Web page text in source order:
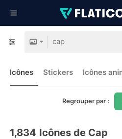
Icônes Stickers Icônes
Regrouper par :
1,834 Icônes de Cap